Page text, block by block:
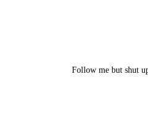
Follow me but shut